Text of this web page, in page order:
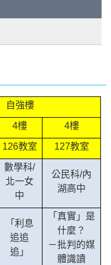
自強樓
4樓 4樓
126教室 127教室
數學科/
北一女
中
公民科/內
湖高中
「利息
追追
追」
「真實」是
什麼？
－批判的媒
體識讀